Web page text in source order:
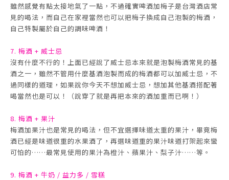
雖然感覺有點太接地氣了一點，不過確實啤酒加梅子是台灣酒店常
見的喝法，而自己在家裡當然也可以把梅子換成自己泡製的梅酒，
自己特製屬於自己的調味啤酒！
7. 梅酒 + 威士忌
沒有什麼不行的！上面已經說了威士忌本來就是泡製梅酒常見的基
酒之一，雖然不管用什麼基酒泡製而成的梅酒都可以加威士忌，不
過同樣的道理，如果說你今天不想加威士忌，想加其他基酒搭配著
喝當然也是可以！（說穿了就是再把本來的酒加重而已啊！）
8. 梅酒 + 果汁
梅酒加果汁也是常見的喝法，但不宜選擇味道太重的果汁，畢竟梅
酒已經是味道很重的水果酒了，再選味道重的果汁味道打架起來蠻
可怕的……最常見使用的果汁為橙汁、蘋果汁、梨子汁……等。
9. 梅酒 + 牛奶 / 益力多 / 雪糕